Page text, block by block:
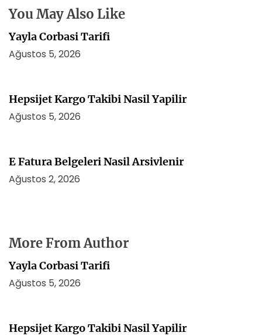
i
You May Also Like
Yayla Corbasi Tarifi
Ağustos 5, 2026
Hepsijet Kargo Takibi Nasil Yapilir
Ağustos 5, 2026
E Fatura Belgeleri Nasil Arsivlenir
Ağustos 2, 2026
More From Author
Yayla Corbasi Tarifi
Ağustos 5, 2026
Hepsijet Kargo Takibi Nasil Yapilir